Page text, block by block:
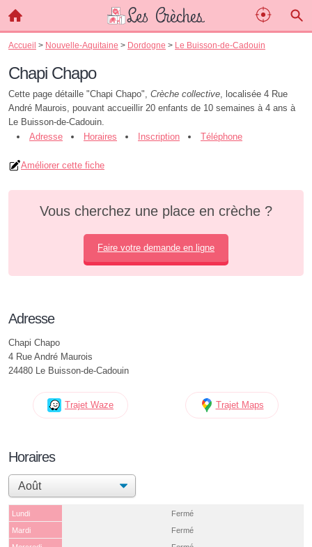
Accueil > Nouvelle-Aquitaine > Dordogne > Le Buisson-de-Cadouin
Chapi Chapo
Cette page détaille "Chapi Chapo", Crèche collective, localisée 4 Rue
André Maurois, pouvant accueillir 20 enfants de 10 semaines à 4 ans à
Le Buisson-de-Cadouin.
Adresse
Horaires Inscription Téléphone
Améliorer cette fiche
Vous cherchez une place en crèche ?
Faire votre demande en ligne
Adresse
Chapi Chapo
4 Rue André Maurois
24480 Le Buisson-de-Cadouin
Trajet Waze Trajet Maps
Horaires
Lundi
Fermé
Mardi
Fermé